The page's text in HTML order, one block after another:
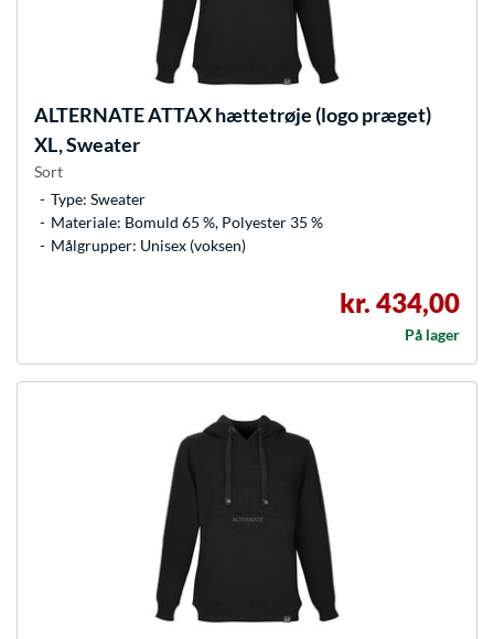
ALTERNATEATTAX hættetrøje (logo præget)
XL, Sweater
Sort
Type: Sweater
Materiale: Bomuld 65 %, Polyester 35 %
Målgrupper: Unisex (voksen)
kr. 434,00
På lager